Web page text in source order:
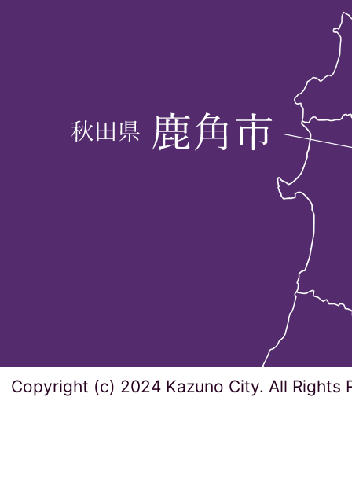
Copyright (c) 2024 Kazuno City. All Rights